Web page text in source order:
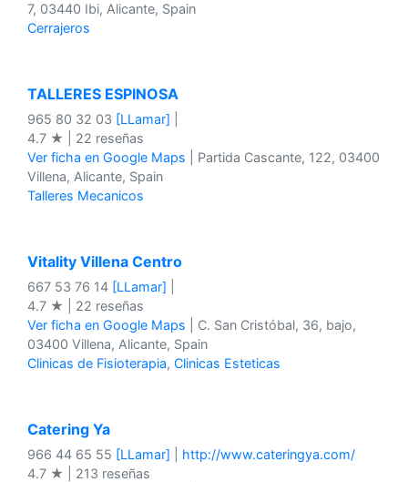
7, 03440 Ibi, Alicante, Spain
Cerrajeros
TALLERES ESPINOSA
965 80 32 03 [LLamar]
4.7 ★ | 22 reseñas
Ver ficha en Google Maps | Partida Cascante, 122, 03400
Villena, Alicante, Spain
Talleres Mecanicos
Vitality Villena Centro
667 53 76 14 [LLamar]
4.7 ★ | 22 reseñas
Ver ficha en Google Maps | C. San Cristóbal, 36, bajo,
03400 Villena, Alicante, Spain
Clinicas de Fisioterapia, Clinicas Esteticas
Catering Ya
966 44 65 55 [LLamar]
http://www.cateringya.com/
4.7 ★ | 213 reseñas